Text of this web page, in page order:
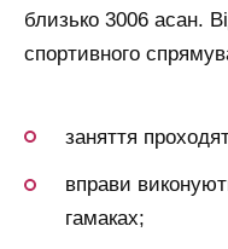
близько 3006 асан.
спортивного
заняття
вправи
гамаках;